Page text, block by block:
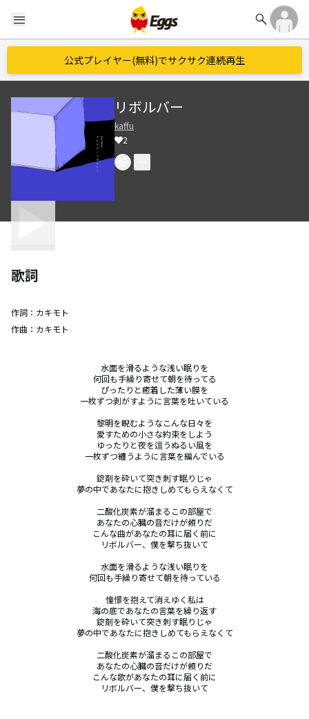
menu search
公式プレイヤー(無料)でサクサク連続再生
リボルバー
kaffu
2
歌詞
作詞： カキモト
作曲： カキモト
水面を滑るような浅い眠りを
何回も手繰り寄せて朝を待ってる
ぴったりと癒着した薄い膜を
一枚ずつ剥がすように言葉を吐いている
黎明を睨むようなこんな日々を
愛すための小さな約束をしよう
ゆったりと夜を這うぬるい風を
一枚ずつ纏うように言葉を編んでいる
錠剤を砕いて突き刺す眠りじゃ
夢の中であなたに抱きしめてもらえなくて
二酸化炭素が溜まるこの部屋で
あなたの心臓の音だけが頼りだ
こんな曲があなたの耳に届く前に
リボルバー、僕を撃ち抜いて
水面を滑るような浅い眠りを
何回も手繰り寄せて朝を待っている
憧憬を抱えて消えゆく私は
海の底であなたの言葉を繰り返す
錠剤を砕いて突き刺す眠りじゃ
夢の中であなたに抱きしめてもらえなくて
二酸化炭素が溜まるこの部屋で
あなたの心臓の音だけが頼りだ
こんな歌があなたの耳に届く前に
リボルバー、僕を撃ち抜いて